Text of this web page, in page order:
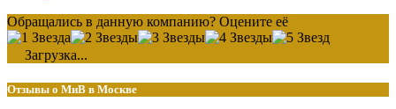
Обращались в данную компанию? Оцените её
Загрузка...
Отзывы о МиВ в Москве